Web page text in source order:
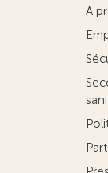
A